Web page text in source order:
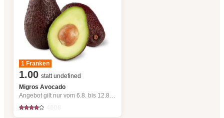
1 Franken
1.00 statt undefined
Migros Avocado
Angebot gilt nur vom 6.8. bis 12.8.2026, solange Vorrat.